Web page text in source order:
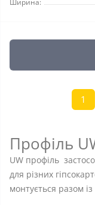
Ширина:
1
Профіль
UW профіль
для різних
монтується разом